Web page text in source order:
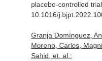
placebo-controlled
10.1016/
Granja Domínguez,
Moreno, Carlos,
Sahid, et. al.: